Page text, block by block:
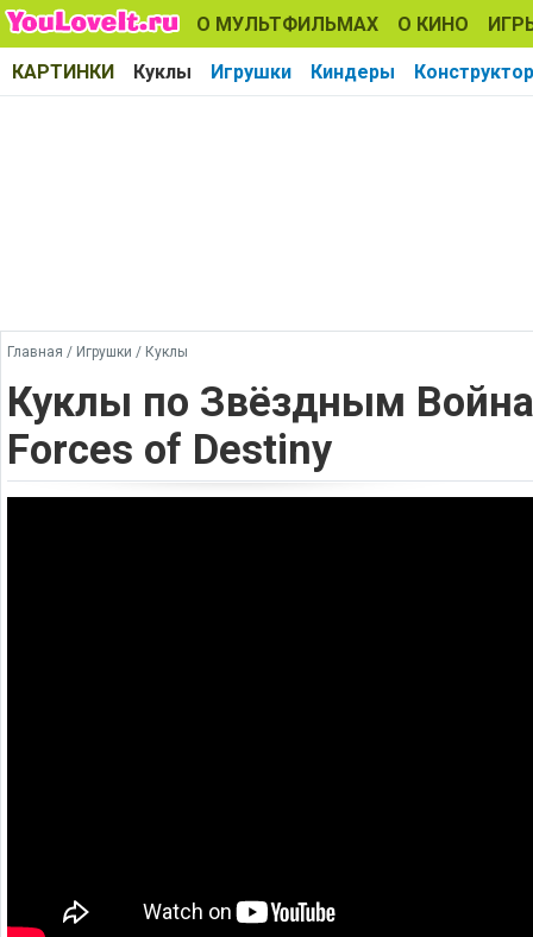
О МУЛЬТФИЛЬМАХ О КИНО
КАРТИНКИ Куклы Игрушки Киндеры
Главная / Игрушки / Куклы
Куклы по Звёздным
Forces of Destiny